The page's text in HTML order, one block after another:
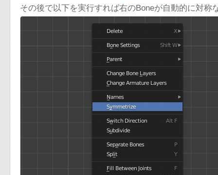
その後で以下を実行すれば右のBoneが自動的に対称